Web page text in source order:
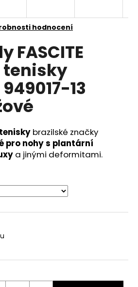
hodnocení
FASCITE
13
brazilské značky
pro nohy s plantární
a jinými deformitami.
HLEDAT